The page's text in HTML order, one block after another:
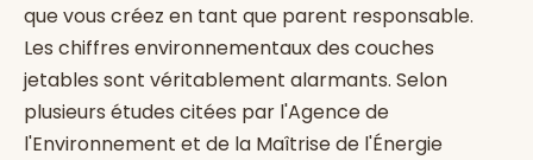
que vous créez en tant que parent responsable.
Les chiffres environnementaux des couches
jetables sont véritablement alarmants. Selon
plusieurs études citées par l'Agence de
l'Environnement et de la Maîtrise de l'Énergie